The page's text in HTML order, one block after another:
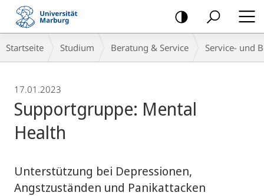
Mobile-
Navigation
Breadcrumb-
Navigation
Startseite Studium Beratung & Service Service- und
17.01.2023
Supportgruppe: Mental
Health
Unterstützung bei Depressionen,
Angstzuständen und Panikattacken